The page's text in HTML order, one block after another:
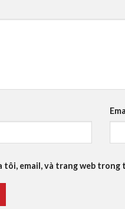
tôi, email, và trang web